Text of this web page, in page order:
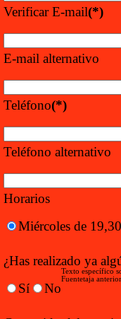
Verificar E-mail(*)
E-mail alternativo
Teléfono(*)
Teléfono alternativo
Horarios
Miércoles de
¿Has realizado ya
Sí
No
Texto específico
Fuentetaja